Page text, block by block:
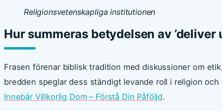
Religionsvetenskapliga institutionen
Hur summeras betydelsen av ’deliver
Frasen förenar biblisk tradition med diskussioner om
bredden speglar dess ständigt levande roll i religion
Innebär Villkorlig Dom – Förstå Din Påföljd.